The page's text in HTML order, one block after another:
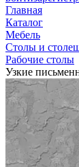
Главная
Каталог
Мебель
Столы и
Рабочие столы
Узкие